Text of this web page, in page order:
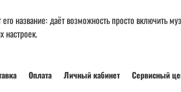
название: даёт возможность просто включить
Оплата Личный кабинет Сервисный